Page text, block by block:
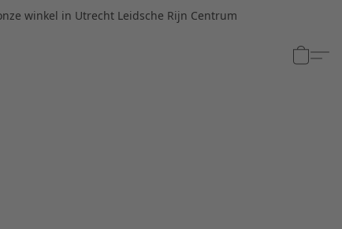
winkel in Utrecht Leidsche Rijn Centrum